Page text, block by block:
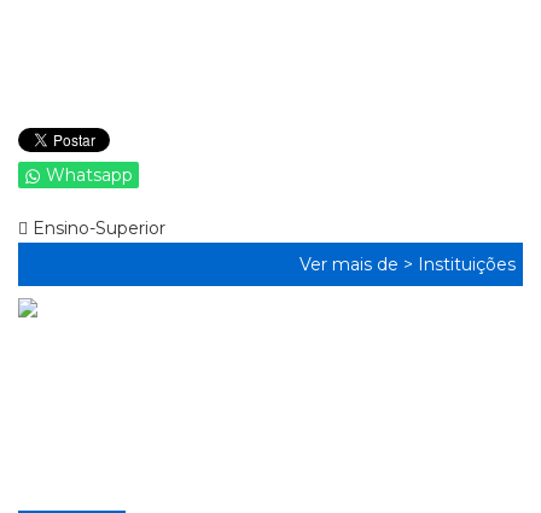
Whatsapp
Ensino-Superior
Ver mais de > Instituições